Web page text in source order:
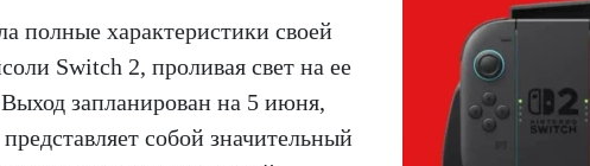
полные характеристики своей
Switch 2, проливая свет на ее
запланирован на 5 июня,
собой значительный